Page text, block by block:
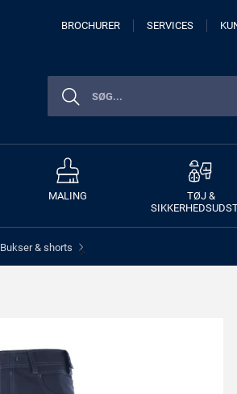
BROCHURER SERVICES
MALING
TØJ &
Bukser & shorts >